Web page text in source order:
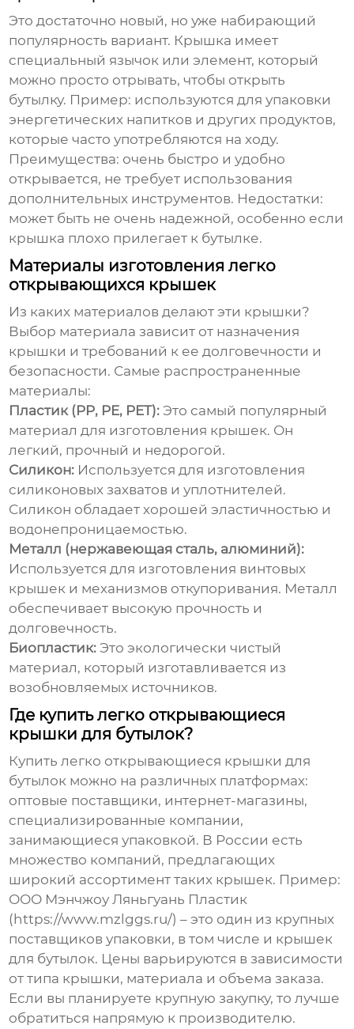
Это достаточно новый, но уже набирающий
популярность вариант. Крышка имеет
специальный язычок или элемент, который
можно просто отрывать, чтобы открыть
бутылку. Пример: используются для упаковки
энергетических напитков и других продуктов,
которые часто употребляются на ходу.
Преимущества: очень быстро и удобно
открывается, не требует использования
дополнительных инструментов. Недостатки:
может быть не очень надежной, особенно если
крышка плохо прилегает к бутылке.
Материалы изготовления легко
открывающихся крышек
Из каких материалов делают эти крышки?
Выбор материала зависит от назначения
крышки и требований к ее долговечности и
безопасности. Самые распространенные
материалы:
Пластик (PP, PE, PET): Это самый популярный
материал для изготовления крышек. Он
легкий, прочный и недорогой.
Силикон: Используется для изготовления
силиконовых захватов и уплотнителей.
Силикон обладает хорошей эластичностью и
водонепроницаемостью.
Металл (нержавеющая сталь, алюминий):
Используется для изготовления винтовых
крышек и механизмов откупоривания. Металл
обеспечивает высокую прочность и
долговечность.
Биопластик: Это экологически чистый
материал, который изготавливается из
возобновляемых источников.
Где купить легко открывающиеся
крышки для бутылок?
Купитьлегко открывающиеся крышки для
бутылок можно на различных платформах:
оптовые поставщики, интернет-магазины,
специализированные компании,
занимающиеся упаковкой. В России есть
множество компаний, предлагающих
широкий ассортимент таких крышек. Пример:
ООО Мэнчжоу Ляньгуань Пластик
(https://www.mzlggs.ru/) – это один из крупных
поставщиков упаковки, в том числе и крышек
для бутылок. Цены варьируются в зависимости
от типа крышки, материала и объема заказа.
Если вы планируете крупную закупку, то лучше
обратиться напрямую к производителю.